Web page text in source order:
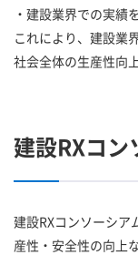
・建設業界での実績
これにより、建設業
社会全体の生産性向
建設RXコ
建設RXコンソーシア
産性・安全性の向上